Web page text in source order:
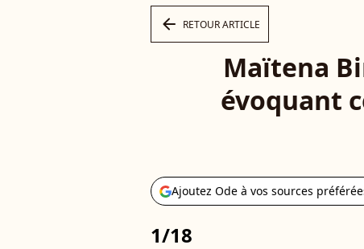
arrow_left RETOUR ARTICLE
Maïtena
évoquant
Ajoutez Ode à vos sources
1/18